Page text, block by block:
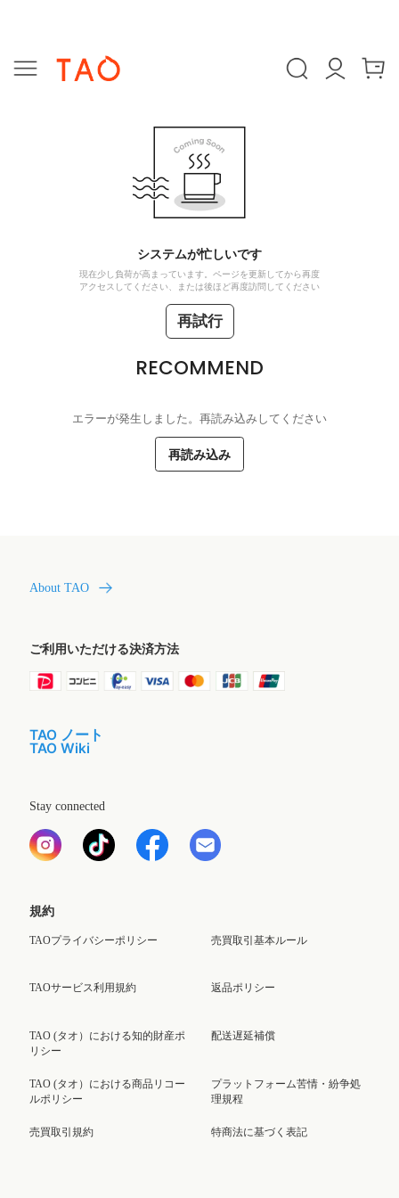
システムが忙しいです
現在少し負荷が高まっています。ページを更新してから再度
アクセスしてください、または後ほど再度訪問してください
再試行
RECOMMEND
エラーが発生しました。再読み込みしてください
再読み込み
About TAO
ご利用いただける決済方法
TAO ノート
TAO Wiki
Stay connected
規約
TAOプライバシーポリシー
TAOサービス利用規約
TAO (タオ）における知的財産ポ
リシー
TAO (タオ）における商品リコー
ルポリシー
売買取引規約
売買取引基本ルール
返品ポリシー
配送遅延補償
プラットフォーム苦情・紛争処
理規程
特商法に基づく表記